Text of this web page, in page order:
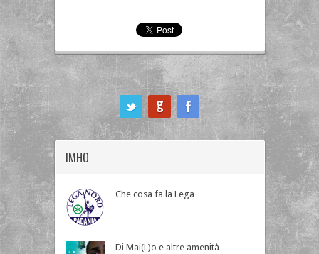
IMHO
Che cosa fa la Lega
Di Mai(L)o e altre amenità